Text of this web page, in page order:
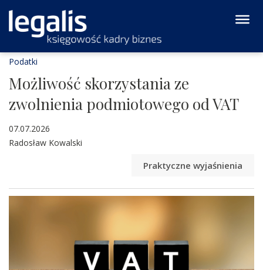
Podatki
Możliwość skorzystania ze
zwolnienia podmiotowego od VAT
07.07.2026
Radosław Kowalski
Praktyczne wyjaśnienia